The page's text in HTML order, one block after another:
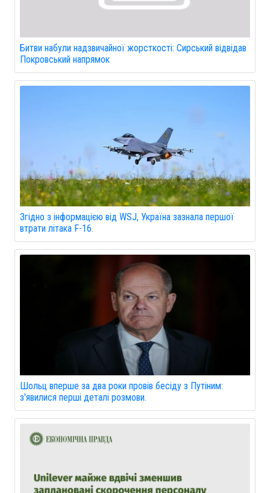
Битви набули надзвичайної жорсткості: Сирський відвідав
Покровський напрямок
Згідно з інформацією від WSJ, Україна зазнала першої
втрати літака F-16.
Шольц вперше за два роки провів бесіду з Путіним:
з'явилися перші деталі розмови.